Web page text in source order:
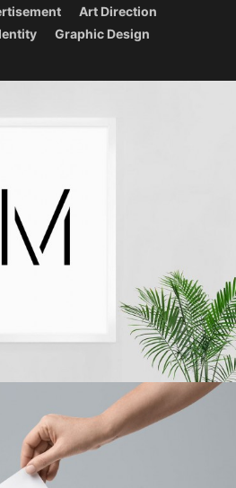
Art Direction
Graphic Design